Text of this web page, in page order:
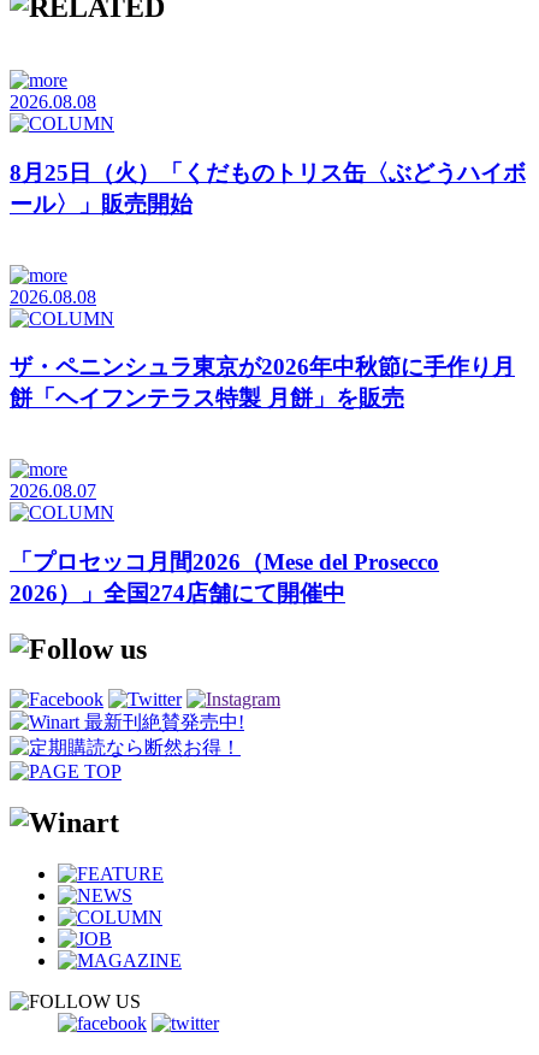
2026.08.08
8月25日（火）「くだものトリス缶〈ぶどうハイボ
ール〉」販売開始
2026.08.08
ザ・ペニンシュラ東京が2026年中秋節に手作り月
餅「ヘイフンテラス特製 月餅」を販売
2026.08.07
「プロセッコ月間2026（Mese del Prosecco
2026）」全国274店舗にて開催中